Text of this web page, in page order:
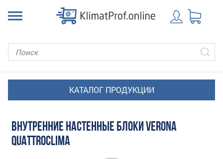
ВНУТРЕННИЕ НАСТЕННЫЕ БЛОКИ VERONA
QUATTROCLIMA